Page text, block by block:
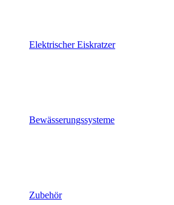
Elektrischer Eiskratzer
Bewässerungssysteme
Zubehör